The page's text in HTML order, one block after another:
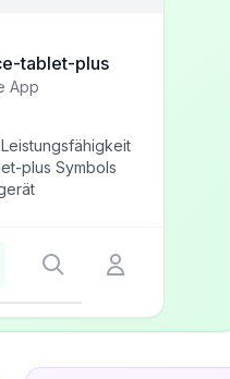
tablet-plus
App
plus Symbols